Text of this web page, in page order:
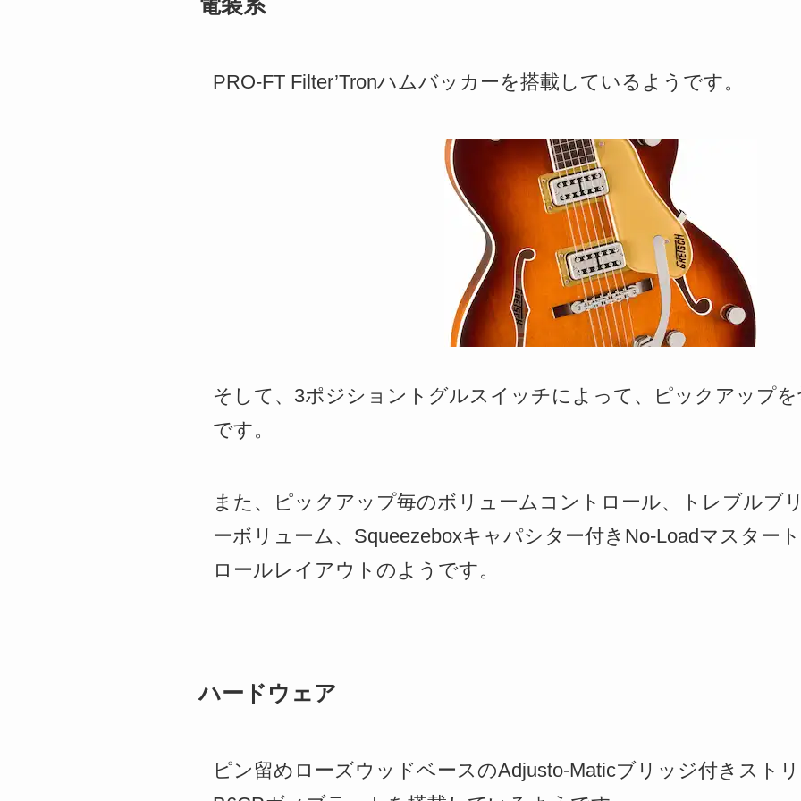
PRO-FT Filter’Tronハムバッカーを搭載しているようです。
そして、3ポジショントグルスイッチによって、ピックアップを
です。
また、ピックアップ毎のボリュームコントロール、トレブルブ
ーボリューム、Squeezeboxキャパシター付きNo-Loadマスター
ロールレイアウトのようです。
ハードウェア
ピン留めローズウッドベースのAdjusto-Maticブリッジ付きスト